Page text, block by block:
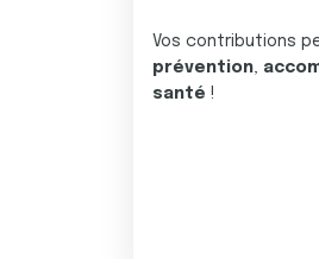
Vos contributions
prévention,
santé !